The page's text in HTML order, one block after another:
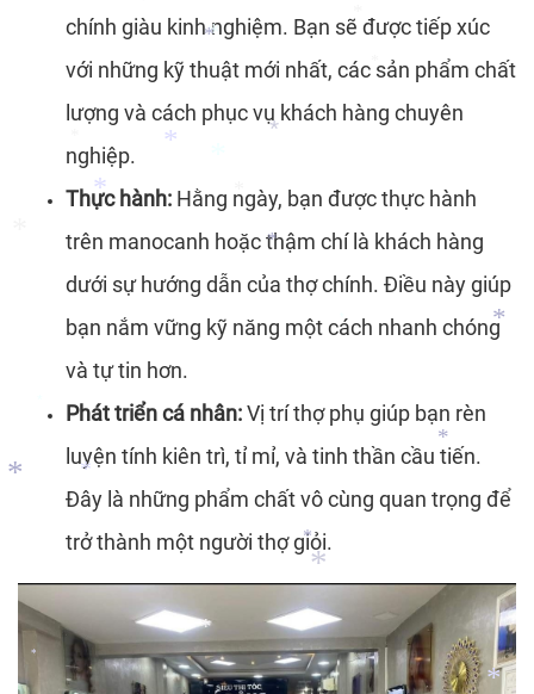
*
*
*
* *
*
*
*
*
*
*
*
chính giàu kinh nghiệm. Bạn sẽ được tiếp xúc
với những kỹ thuật mới nhất, các sản phẩm chất
lượng và cách phục vụ khách hàng chuyên
nghiệp.
Thực hành: Hằng ngày, bạn được thực hành
trên manocanh hoặc thậm chí là khách hàng
dưới sự hướng dẫn của thợ chính. Điều này giúp
bạn nắm vững kỹ năng một cách nhanh chóng
và tự tin hơn.
Phát triển cá nhân:Vị trí thợ phụ giúp bạn rèn
luyện tính kiên trì, tỉ mỉ, và tinh thần cầu tiến.
Đây là những phẩm chất vô cùng quan trọng để
trở thành một người thợ giỏi.